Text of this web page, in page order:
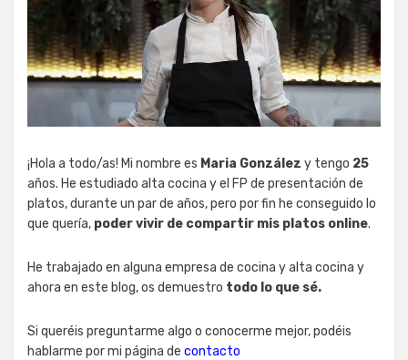
¡Hola a todo/as! Mi nombre es Maria González y tengo 25
años. He estudiado alta cocina y el FP de presentación de
platos, durante un par de años, pero por fin he conseguido lo
que quería, poder vivir de compartir mis platos online.
He trabajado en alguna empresa de cocina y alta cocina y
ahora en este blog, os demuestro todo lo que sé.
Si queréis preguntarme algo o conocerme mejor, podéis
hablarme por mi página de contacto